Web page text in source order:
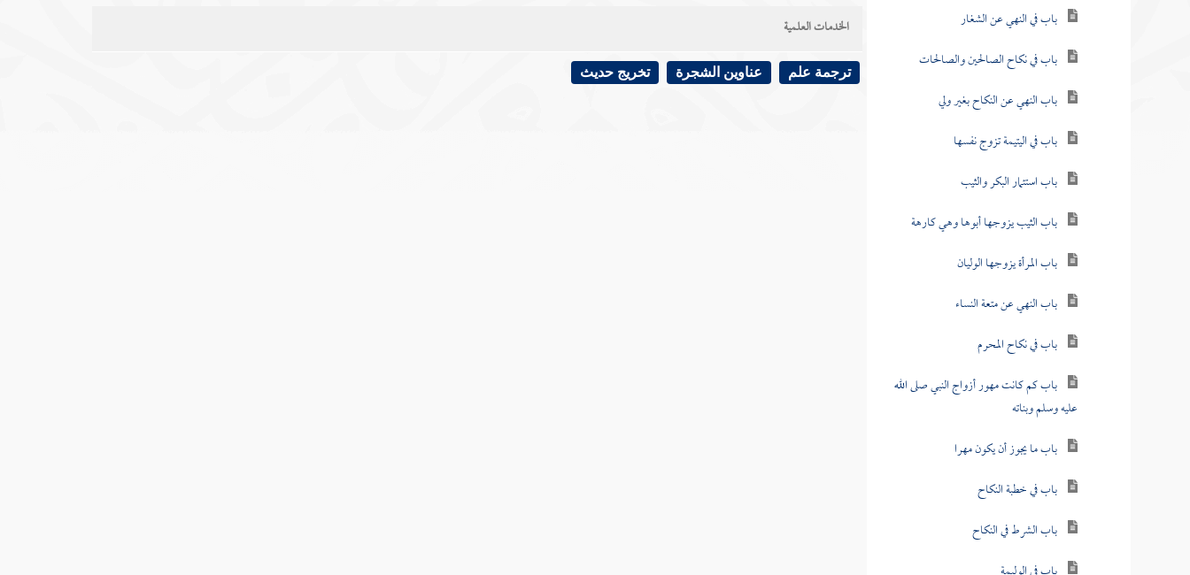
باب في النهي عن الشغار
باب في نكاح الصالحين والصالحات
باب النهي عن النكاح بغير ولي
باب في اليتيمة تزوج نفسها
باب استئمار البكر والثيب
باب الثيب يزوجها أبوها وهي كارهة
باب المرأة يزوجها الوليان
باب النهي عن متعة النساء
باب في نكاح المحرم
باب كم كانت مهور أزواج النبي صلى الله
عليه وسلم وبناته
باب ما يجوز أن يكون مهرا
باب في خطبة النكاح
باب الشرط في النكاح
الخدمات العلمية
ترجمة علم عناوين الشجرة تخريج حديث